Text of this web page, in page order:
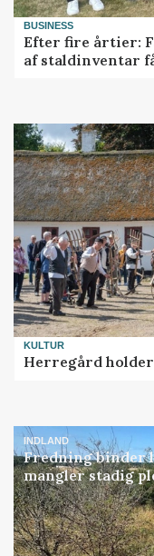
BUSINESS
Efter fire årtier:
af staldinventar
KULTUR
Herregård
INDLAND
Fredning binder
mangler stadig